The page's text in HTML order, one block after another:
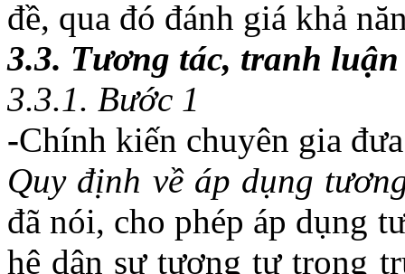
đề, qua đó đánh giá khả
3.3. Tương tác, tranh
3.3.1. Bước 1
-Chính kiến chuyên gia
Quy định về áp dụng
đã nói, cho phép áp dụng
hệ dân sự tương tự trong